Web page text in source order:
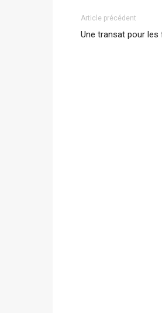
Article précédent
Une transat pour les